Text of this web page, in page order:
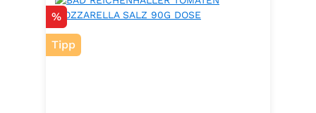
Rabatt
%
Tipp